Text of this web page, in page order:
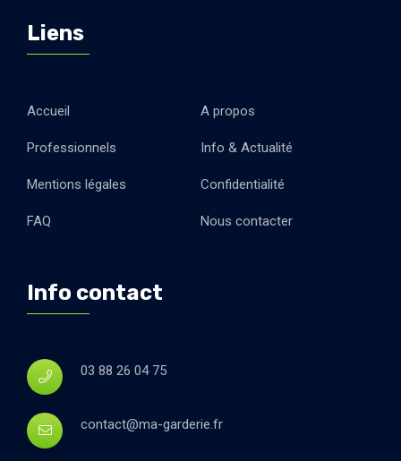
Liens
Accueil A propos
Professionnels Info & Actualité
Mentions légales Confidentialité
FAQ Nous contacter
Info contact
03 88 26 04 75
contact@ma-garderie.fr